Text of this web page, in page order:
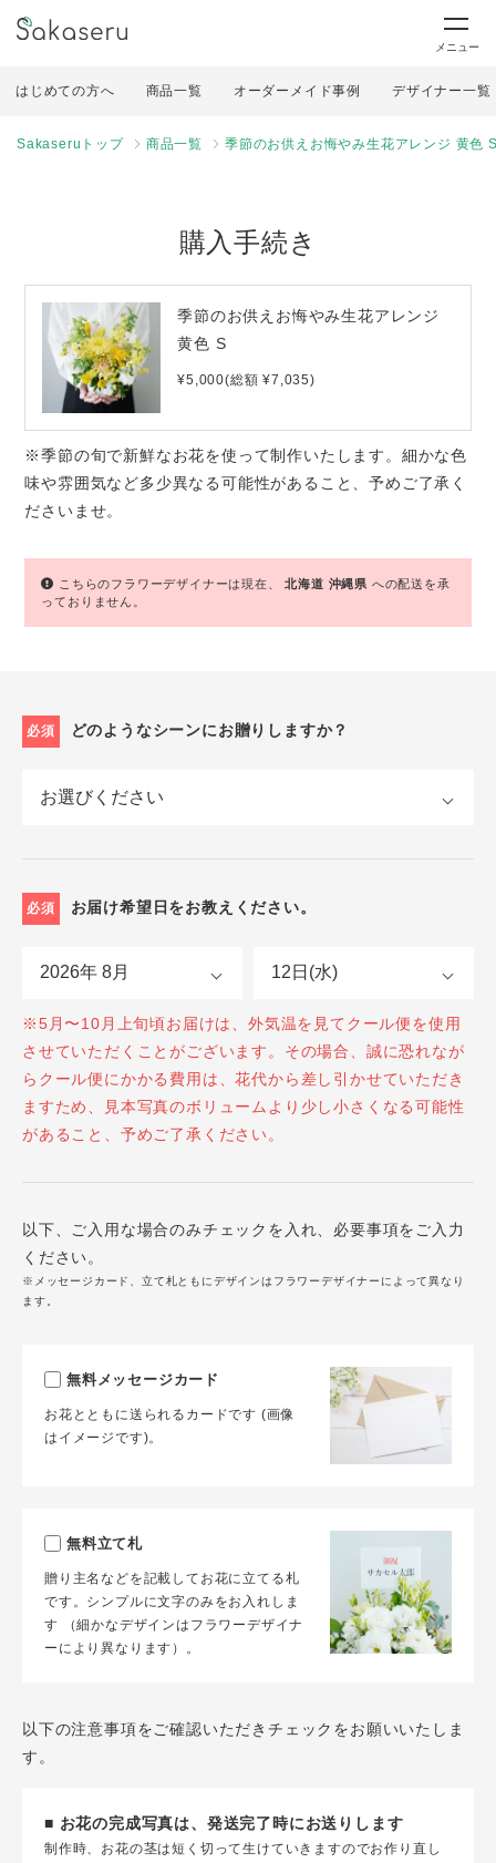
メニュー
はじめての方へ 商品一覧 オーダーメイド事例 デザイナー一覧
Sakaseruトップ 商品一覧 季節のお供えお悔やみ生花アレンジ 黄色
購入手続き
季節のお供えお悔やみ生花アレンジ
黄色 S
¥5,000(総額 ¥7,035)
※季節の旬で新鮮なお花を使って制作いたします。細かな色
味や雰囲気など多少異なる可能性があること、予めご了承く
ださいませ。
こちらのフラワーデザイナーは現在、北海道 沖縄県 への配送を承
っておりません。
必須 どのようなシーンにお贈りしますか？
必須 お届け希望日をお教えください。
※5月〜10月上旬頃お届けは、外気温を見てクール便を使用
させていただくことがございます。その場合、誠に恐れなが
らクール便にかかる費用は、花代から差し引かせていただき
ますため、見本写真のボリュームより少し小さくなる可能性
があること、予めご了承ください。
以下、ご入用な場合のみチェックを入れ、必要事項をご入力
ください。
※メッセージカード、立て札ともにデザインはフラワーデザイナーによって異なり
ます。
無料メッセージカード
お花とともに送られるカードです (画像
はイメージです)。
無料立て札
贈り主名などを記載してお花に立てる札
です。シンプルに文字のみをお入れしま
す （細かなデザインはフラワーデザイナ
ーにより異なります）。
以下の注意事項をご確認いただきチェックをお願いいたしま
す。
■ お花の完成写真は、発送完了時にお送りします
制作時、お花の茎は短く切って生けていきますのでお作り直し